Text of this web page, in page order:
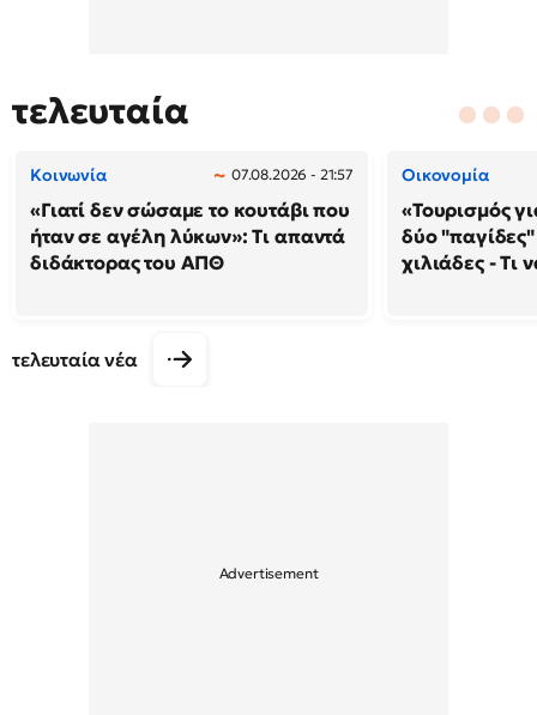
τελευταία
Κοινωνία 07.08.2026 - 21:57
«Γιατί δεν σώσαμε το κουτάβι που
ήταν σε αγέλη λύκων»: Τι απαντά
διδάκτορας του ΑΠΘ
Οικονομία
«Τουρισμός
δύο
χιλιάδες - Τι
τελευταία νέα